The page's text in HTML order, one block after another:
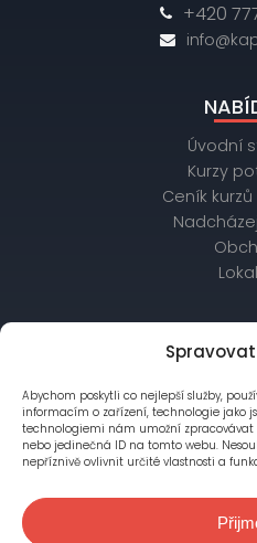
Abychom poskytli co nejlepší služby,
informacím o zařízení, technologie jako
technologiemi nám umožní
nebo jedinečná ID na tomto webu.
nepříznivě ovlivnit určité vlastnosti a
+420
Úvodní
Kurzy
Ceník
bankovní
č. účtu:
soudem v Praze,